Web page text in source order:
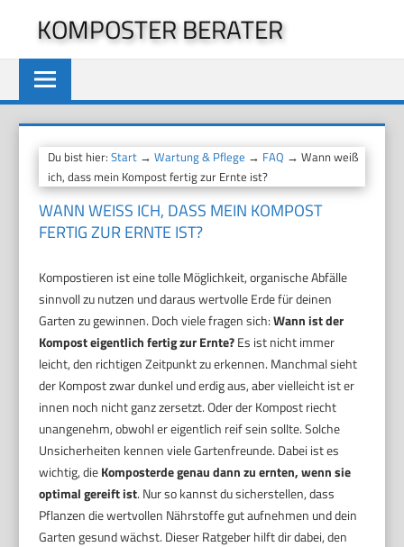
springen
KOMPOSTER BERATER
Du bist hier:Start →Wartung & Pflege → FAQ → Wann weiß
ich, dass mein Kompost fertig zur Ernte ist?
WANN WEISS ICH, DASS MEIN KOMPOST F
ERTIG ZUR ERNTE IST?
Kompostieren ist eine tolle Möglichkeit, organische Abfälle
sinnvoll zu nutzen und daraus wertvolle Erde für deinen
Garten zu gewinnen. Doch viele fragen sich:Wann ist der
Kompost eigentlich fertig zur Ernte?Es ist nicht immer
leicht, den richtigen Zeitpunkt zu erkennen. Manchmal sieht
der Kompost zwar dunkel und erdig aus, aber vielleicht ist er
innen noch nicht ganz zersetzt. Oder der Kompost riecht
unangenehm, obwohl er eigentlich reif sein sollte. Solche
Unsicherheiten kennen viele Gartenfreunde. Dabei ist es
wichtig, dieKomposterde genau dann zu ernten, wenn sie
optimal gereift ist. Nur so kannst du sicherstellen, dass
Pflanzen die wertvollen Nährstoffe gut aufnehmen und dein
Garten gesund wächst. Dieser Ratgeber hilft dir dabei, den